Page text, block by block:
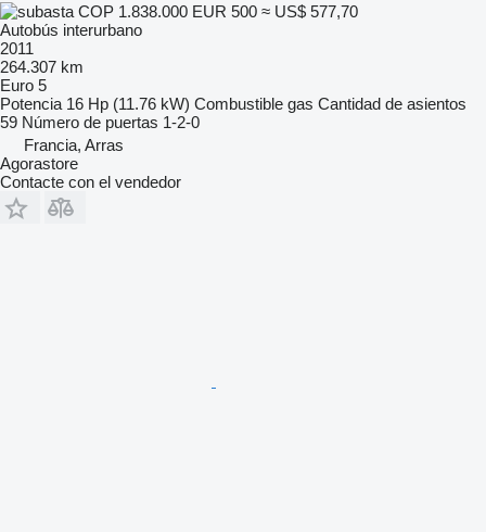
COP 1.838.000 EUR 500 ≈ US$ 577,70
Autobús interurbano
2011
264.307 km
Euro 5
Potencia 16 Hp (11.76 kW) Combustible gas Cantidad de asientos
59 Número de puertas 1-2-0
Francia, Arras
Agorastore
Contacte con el vendedor